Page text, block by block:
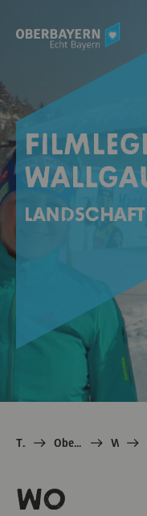
TOM e.V. Oberbayern: echt Bayern Winter
WO